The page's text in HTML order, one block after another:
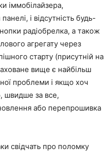
іммобілайзера,
і відсутність будь-
радіобрелка, а також
агрегату через
старту (присутній на
вище є найбільш
проблеми і якщо хоч
швидше за все,
або перепрошивка
свідчать про поломку